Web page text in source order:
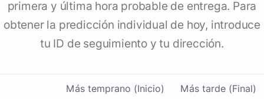
primera y última hora probable de entrega. Para
obtener la predicción individual de hoy, introduce
tu ID de seguimiento y tu dirección.
Más temprano (Inicio) Más tarde (Final)